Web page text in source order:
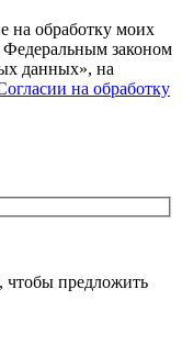
на обработку моих
Федеральным законом
данных», на
на обработку
предложить